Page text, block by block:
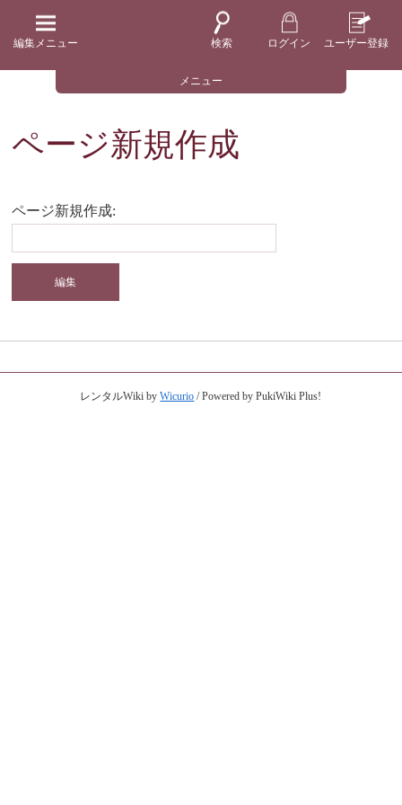
編集メニュー 検索 ログイン ユーザー登録
メニュー
ページ新規作成
ページ新規作成:
レンタルWiki byWicurio / Powered by PukiWiki Plus!